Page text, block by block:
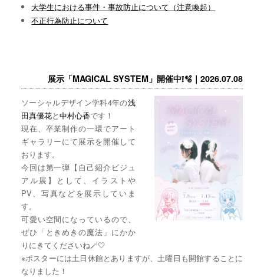
大学生における事件・事故防止について（注意喚起）
不正行為防止について
展示「MAGICAL SYSTEM」開催中❕🫧｜2026.07.08
ソーシャルデザイン学科4年の浅
田真優花と中村心香です！
現在、卒業制作の一環でアート
ギャラリーにて展示を開催して
おります。
今回は第一弾【自己紹介ビジュ
アル展】として、イラストや
PV、写真などを展示していま
す。
可愛い空間になっているので、
ぜひ「ときめきの魔法」にかか
りにきてくださいね🪄🤍
※ポスターには土日休館とありますが、土曜日も開館することに
なりました！